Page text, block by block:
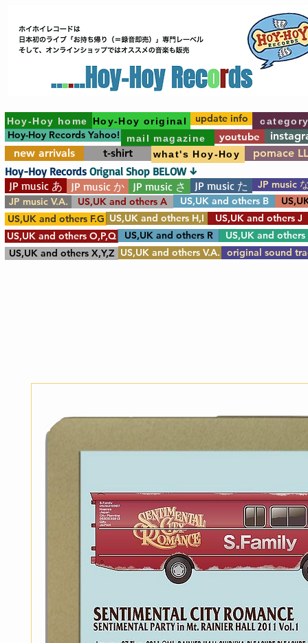
Hoy-Hoy home Hoy-Hoy original
Hoy-Hoy Records Yahoo! mail magazine youtube
new arrivals
t-shirt what's Hoy-Hoy pomace
update info
JP music あ JP music か JP music さ JP music た
JP music
JP music V.A.
US,UK and others A US,UK and others B
US,UK and others F.G US,UK and others H,I
US,UK and others J
US,UK and others O,P,Q
US,UK and others
US,UK and others R
US,UK and others X,Y,Z US,UK and others V.A. original sound
Hoy-Hoy Records Orignal Shop BELOW ↓